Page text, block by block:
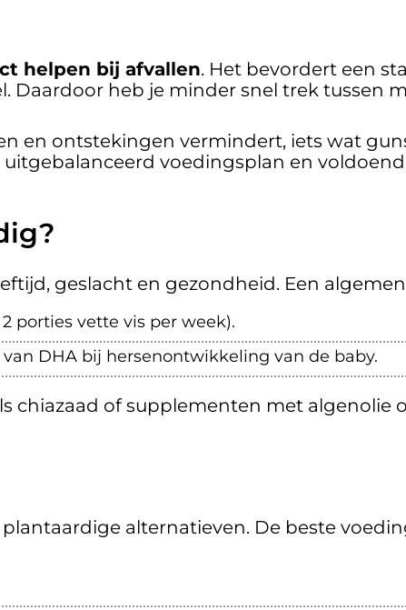
helpen bij afvallen. Het bevordert een
Daardoor heb je minder snel trek tussen
en ontstekingen vermindert, iets wat
voedingsplan en
geslacht en gezondheid. Een
porties vette vis per week).
DHA bij hersenontwikkeling van de baby.
chiazaad of supplementen met algenolie
alternatieven. De beste